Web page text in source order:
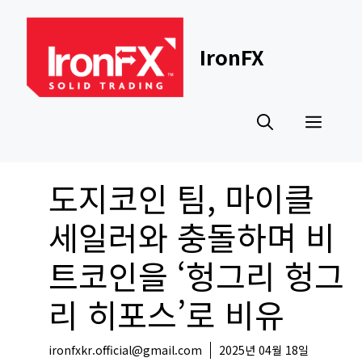
content
IronFX
도지코인 팀, 마이클
세일러와 충돌하며 비
트코인을 ‘헝그리 헝그
리 히포스’로 비유
ironfxkr.official@gmail.com 2025년 04월 18일